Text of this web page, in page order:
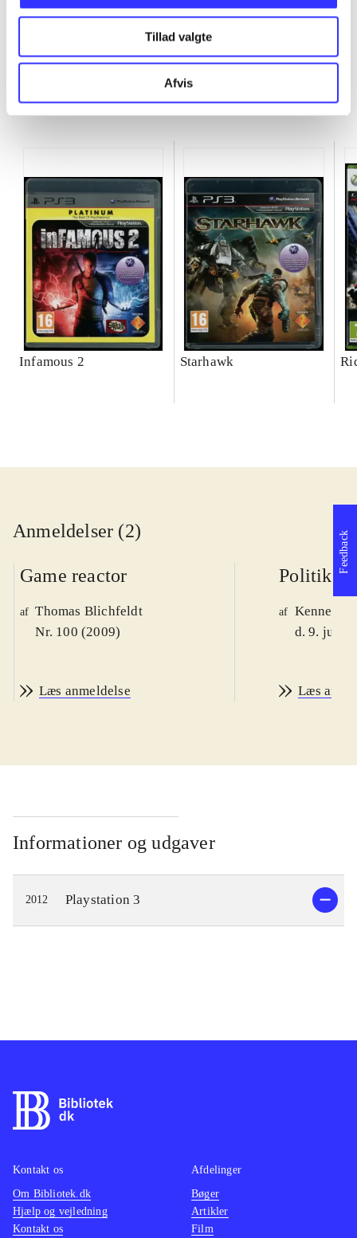
Tillad valgte
Afvis
Minder om
Infamous 2 Starhawk
Anmeldelser (2)
Game reactor
af Thomas Blichfeldt
Nr. 100 (2009)
Læs anmeldelse
Politiken
af Kenneth
d. 9. juni
Læs
Informationer og udgaver
2012 Playstation 3
Feedback
Kontakt os
Om Bibliotek.dk
Hjælp og vejledning
Kontakt os
Afdelinger
Bøger
Artikler
Film